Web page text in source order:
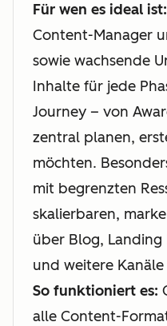
Für wen es ideal ist:
Content-Manager
sowie wachsende
Inhalte für jede
Journey – von
zentral planen,
möchten.
mit begrenzten
skalierbaren,
über Blog, Landing
und weitere
So funktioniert es:
alle Content-